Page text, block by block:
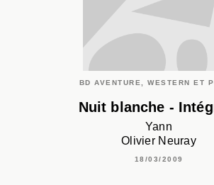
BD AVENTURE, WESTERN ET
Nuit blanche -
Yann
Olivier Neuray
18/03/2009